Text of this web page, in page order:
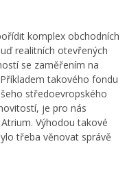
komplex obchodních
realitních otevřených
se zaměřením na
takového fondu
středoevropského
je pro nás
Výhodou takové
třeba věnovat správě